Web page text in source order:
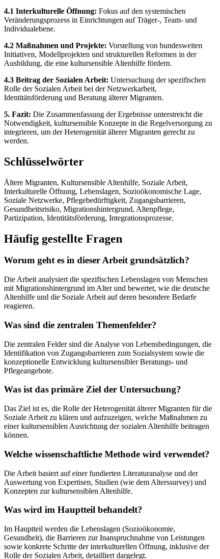
4.1 Interkulturelle Öffnung: Fokus auf den systemischen
Veränderungsprozess in Einrichtungen auf Träger-, Team- und
Individualebene.
4.2 Maßnahmen und Projekte: Vorstellung von bundesweiten
Initiativen, Modellprojekten und strukturellen Reformen in der
Ausbildung, die eine kultursensible Altenhilfe fördern.
4.3 Beitrag der Sozialen Arbeit: Untersuchung der spezifischen
Rolle der Sozialen Arbeit bei der Netzwerkarbeit,
Identitätsförderung und Beratung älterer Migranten.
5. Fazit: Die Zusammenfassung der Ergebnisse unterstreicht die
Notwendigkeit, kultursensible Konzepte in die Regelversorgung zu
integrieren, um der Heterogenität älterer Migranten gerecht zu
werden.
Schlüsselwörter
Ältere Migranten, Kultursensible Altenhilfe, Soziale Arbeit,
Interkulturelle Öffnung, Lebenslagen, Sozioökonomische Lage,
Soziale Netzwerke, Pflegebedürftigkeit, Zugangsbarrieren,
Gesundheitsrisiko, Migrationshintergrund, Altenpflege,
Partizipation, Identitätsförderung, Integrationsprozesse.
Häufig gestellte Fragen
Worum geht es in dieser Arbeit grundsätzlich?
Die Arbeit analysiert die spezifischen Lebenslagen von Menschen
mit Migrationshintergrund im Alter und bewertet, wie die deutsche
Altenhilfe und die Soziale Arbeit auf deren besondere Bedarfe
reagieren.
Was sind die zentralen Themenfelder?
Die zentralen Felder sind die Analyse von Lebensbedingungen, die
Identifikation von Zugangsbarrieren zum Sozialsystem sowie die
konzeptionelle Entwicklung kultursensibler Beratungs- und
Pflegeangebote.
Was ist das primäre Ziel der Untersuchung?
Das Ziel ist es, die Rolle der Heterogenität älterer Migranten für die
Soziale Arbeit zu klären und aufzuzeigen, welche Maßnahmen zu
einer kultursensiblen Ausrichtung der sozialen Altenhilfe beitragen
können.
Welche wissenschaftliche Methode wird verwendet?
Die Arbeit basiert auf einer fundierten Literaturanalyse und der
Auswertung von Expertisen, Studien (wie dem Alterssurvey) und
Konzepten zur kultursensiblen Altenhilfe.
Was wird im Hauptteil behandelt?
Im Hauptteil werden die Lebenslagen (Sozioökonomie,
Gesundheit), die Barrieren zur Inanspruchnahme von Leistungen
sowie konkrete Schritte der interkulturellen Öffnung, inklusive der
Rolle der Sozialen Arbeit, detailliert dargelegt.